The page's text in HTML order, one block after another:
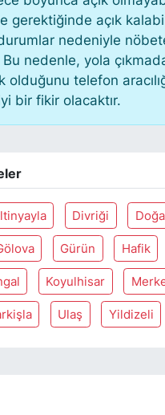
gerektiğinde açık
nedeniyle
nedenle, yola
olduğunu telefon
bir fikir olacaktır.
Divriği
Gürün Hafik
Koyulhisar
Ulaş Yildizeli
BARIŞI
HABERİ
DÜNYA GÜNDEMİ